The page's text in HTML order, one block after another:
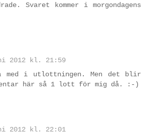
Svaret kommer i morgondagens
2012 kl. 21:59
med i utlottningen. Men det blir
här så 1 lott för mig då. :-)
2012 kl. 22:01